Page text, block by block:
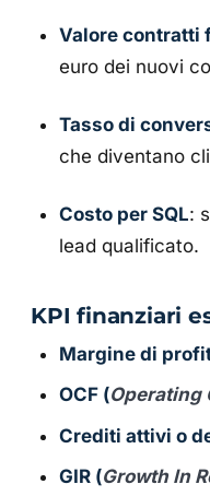
Valore contratti
euro dei nuovi
Tasso di
che diventano
Costo per SQL:
lead qualificato.
KPI finanziari
Margine di
OCF (Operating
Crediti attivi o
GIR (Growth In